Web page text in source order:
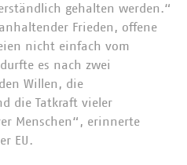
gehalten werden.“
Frieden, offene
nicht einfach vom
es nach zwei
Willen, die
die Tatkraft vieler
Menschen“, erinnerte
EU.